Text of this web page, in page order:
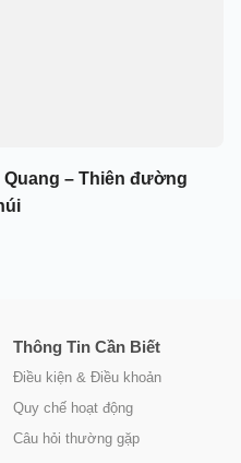
– Thiên đường
Thông Tin Cần Biết
Điều kiện & Điều khoản
Quy chế hoạt động
Câu hỏi thường gặp